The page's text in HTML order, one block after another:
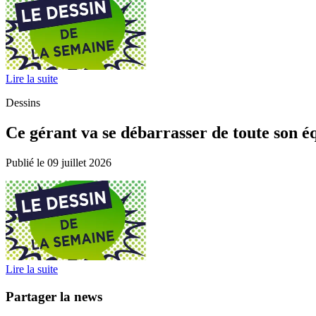
Lire la suite
Dessins
Ce gérant va se débarrasser de toute son
Publié le 09 juillet 2026
Lire la suite
Partager la news